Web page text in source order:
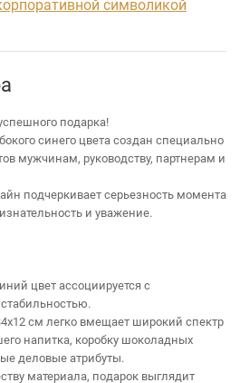
символикой
подарка!
синего цвета создан специально
мужчинам, руководству, партнерам и
подчеркивает серьезность момента
и уважение.
цвет ассоциируется с
см легко вмещает широкий спектр
напитка, коробку шоколадных
деловые атрибуты.
материала, подарок выглядит